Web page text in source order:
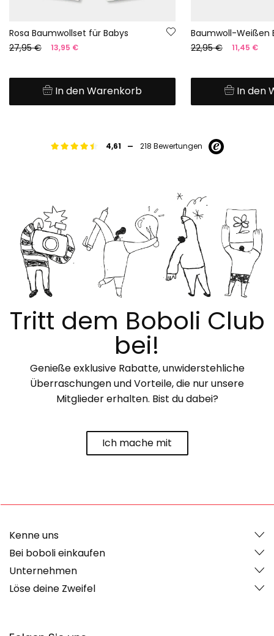
Rosa Baumwollset für Babys
27,95 €
13,95 €
In den Warenkorb
22,95 € 11,45 €
In den
4,61 - 218 Bewertungen
Tritt dem Boboli Club
bei!
Genieße exklusive Rabatte, unwiderstehliche
Überraschungen und Vorteile, die nur unsere
Mitglieder erhalten. Bist du dabei?
Ich mache mit
Kenne uns
Bei boboli einkaufen
Unternehmen
Löse deine Zweifel